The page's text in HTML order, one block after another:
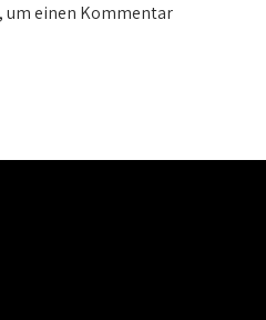
um einen Kommentar